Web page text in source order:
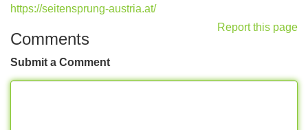
https://seitensprung-austria.at/
Report this page
Comments
Submit a Comment